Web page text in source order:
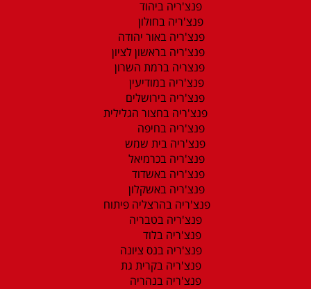
פנצ'ריה ביהוד
פנצ'ריה בחולון
פנצ'ריה באור יהודה
פנצ'ריה בראשון לציון
פנצריה ברמת השרון
פנצ'ריה במודיעין
פנצ'ריה בירושלים
פנצ'ריה בחצור הגלילית
פנצ'ריה בחיפה
פנצ'ריה בית שמש
פנצ'ריה בכרמיאל
פנצ'ריה באשדוד
פנצ'ריה באשקלון
פנצ'ריה בהרצליה פיתוח
פנצ'ריה בטבריה
פנצ'ריה בלוד
פנצ'ריה בנס ציונה
פנצ'ריה בקרית גת
פנצ'ריה בנהריה